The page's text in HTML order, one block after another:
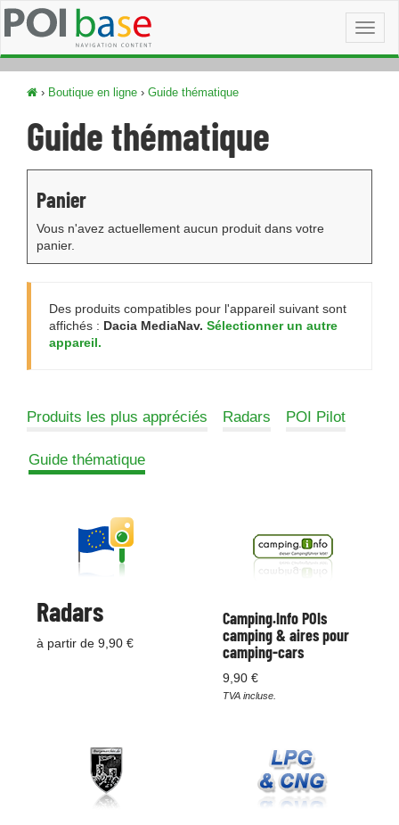
› Boutique en ligne › Guide thématique
Guide thématique
Panier
Vous n'avez actuellement aucun produit dans votre
panier.
Des produits compatibles pour l'appareil suivant sont
affichés : Dacia MediaNav. Sélectionner un autre
appareil.
Produits les plus appréciés Radars POI Pilot
Guide thématique
Radars
à partir de 9,90 €
Camping.Info POIs
camping & aires pour
camping-cars
9,90 €
TVA incluse.